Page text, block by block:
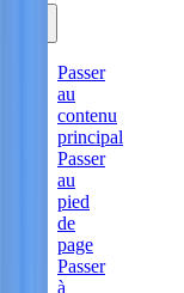
Passer
au
contenu
principal
Passer
au
pied
de
page
Passer
à